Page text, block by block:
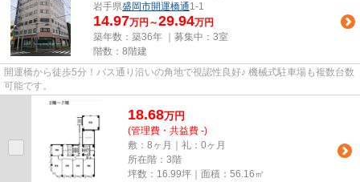
岩手県盛岡市開運橋通1-1
14.97万円～29.94万円
築年数：築36年 ｜募集中： 3室
階数：8階建
開運橋から徒歩5分！バス通り沿いの角地で視認性良好♪ 機械式駐車場も複数台数
可能です。
18.68万円
(管理費・共益費 -)
敷：8ヶ月｜礼：0ヶ月
所在階：3階
坪数：16.99坪｜面積：56.16㎡